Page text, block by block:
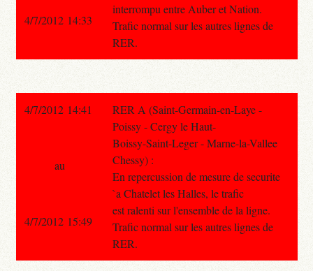
interrompu entre Auber et Nation.
Trafic normal sur les autres lignes de
RER.
4/7/2012 14:33
4/7/2012 14:41
RER A (Saint-Germain-en-Laye -
Poissy - Cergy le Haut-
Boissy-Saint-Leger - Marne-la-Vallee
Chessy) :
En repercussion de mesure de securite
`a Chatelet les Halles, le trafic
est ralenti sur l'ensemble de la ligne.
Trafic normal sur les autres lignes de
RER.
au
4/7/2012 15:49